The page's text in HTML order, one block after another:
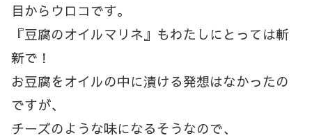
目からウロコです。
『豆腐のオイルマリネ』もわたしにとっては斬
新で！
お豆腐をオイルの中に漬ける発想はなかったの
ですが、
チーズのような味になるそうなので、